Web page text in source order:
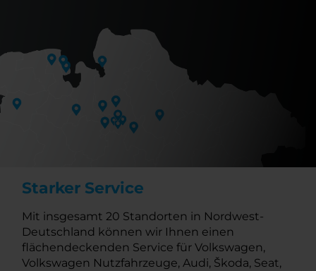
Starker Service
Mit insgesamt 20 Standorten in Nordwest-
Deutschland können wir Ihnen einen
flächendeckenden Service für Volkswagen,
Volkswagen Nutzfahrzeuge, Audi, Škoda, Seat,